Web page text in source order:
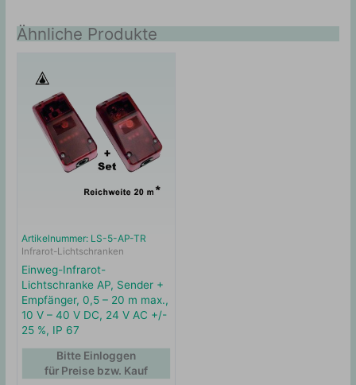
Ähnliche Produkte
Artikelnummer: LS-5-AP-TR
Infrarot-Lichtschranken
Einweg-Infrarot-
Lichtschranke AP, Sender +
Empfänger, 0,5 – 20 m max.,
10 V – 40 V DC, 24 V AC +/-
25 %, IP 67
Bitte Einloggen
für Preise bzw. Kauf